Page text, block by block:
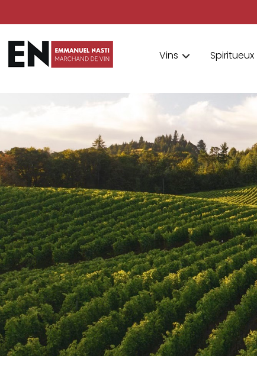
Vins Spiritueux